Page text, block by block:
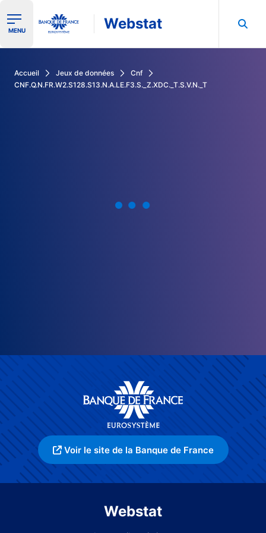
Ouvrir le menu de navigation
MENU Webstat
Accueil Jeux de données
Cnf
CNF.Q.N.FR.W2.S128.S13.N.A.LE.F3.S._Z.XDC._T.S.V.N._T
Voir le site de la Banque de France
Webstat